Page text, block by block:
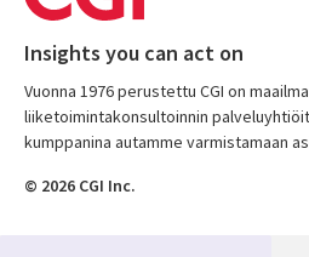
Insights you can act on
Vuonna 1976 perustettu CGI on
liiketoimintakonsultoinnin
kumppanina autamme varmistamaan
© 2026 CGI Inc.